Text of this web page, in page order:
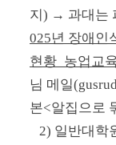
지) → 과대는
025년 장애인
현황_농업교
님 메일
본<알집으로
   2)
일반대학